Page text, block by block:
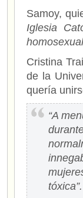
Samoy,
Iglesia
Cristina
de la
quería
“A
tóxica”.